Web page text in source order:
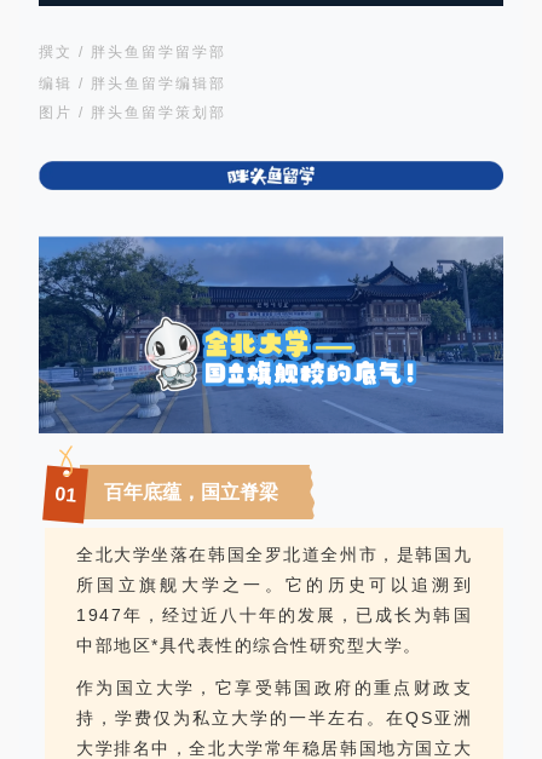
撰文 / 胖头鱼留学留学部
编辑 / 胖头鱼留学编辑部
图片 / 胖头鱼留学策划部
01 百年底蕴，国立脊梁
全北大学坐落在韩国全罗北道全州市，是韩国九
所国立旗舰大学之一。它的历史可以追溯到
1947年，经过近八十年的发展，已成长为韩国
中部地区*具代表性的综合性研究型大学。
作为国立大学，它享受韩国政府的重点财政支
持，学费仅为私立大学的一半左右。在QS亚洲
大学排名中，全北大学常年稳居韩国地方国立大